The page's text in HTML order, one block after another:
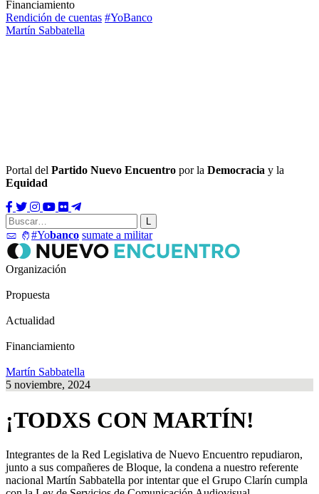
Financiamiento
Rendición de cuentas #YoBanco
Martín Sabbatella
Portal del Partido Nuevo Encuentro por la Democracia y la
Equidad
#Yobanco sumate a militar
Organización
Propuesta
Actualidad
Financiamiento
Martín Sabbatella
5 noviembre, 2024
¡TODXS CON MARTÍN!
Integrantes de la Red Legislativa de Nuevo Encuentro repudiaron,
junto a sus compañeres de Bloque, la condena a nuestro referente
nacional Martín Sabbatella por intentar que el Grupo Clarín cumpla